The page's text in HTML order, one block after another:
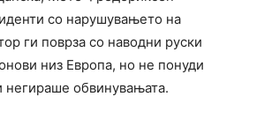
со нарушувањето на
ги поврза со наводни руски
низ Европа, но не понуди
негираше обвинувањата.